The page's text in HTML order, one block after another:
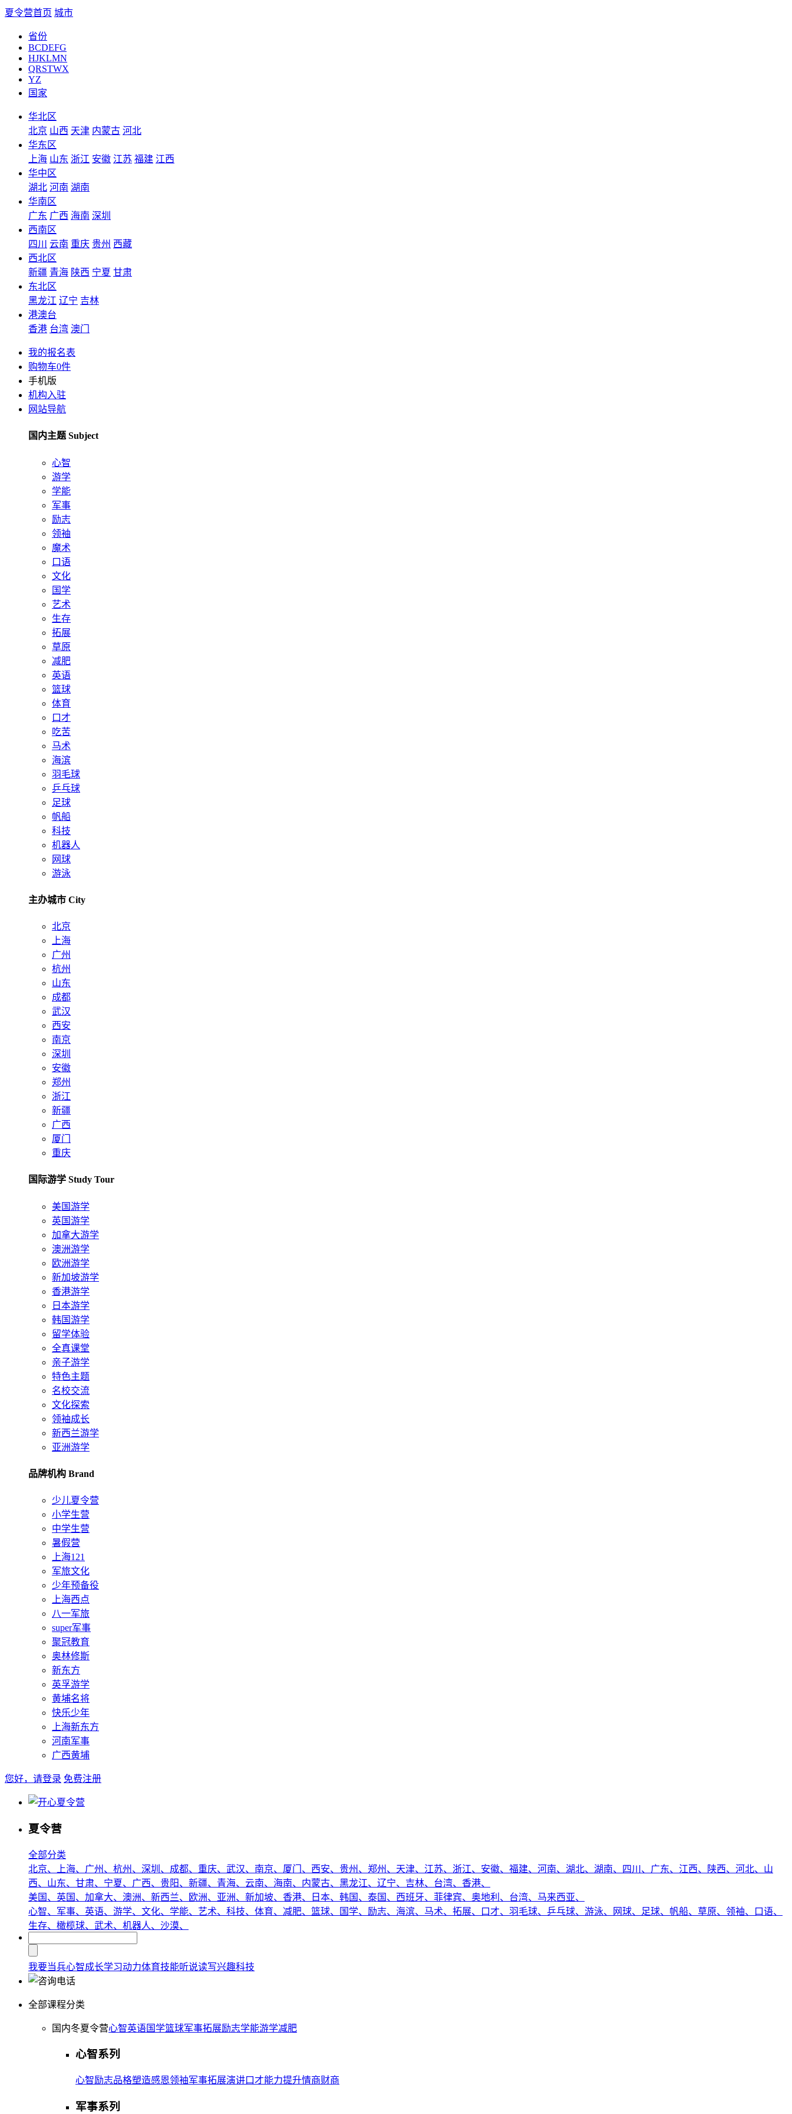
夏令营首页 城市
省份
BCDEFG
HJKLMN
QRSTWX
YZ
国家
华北区
北京 山西 天津 内蒙古 河北
华东区
上海 山东 浙江 安徽 江苏 福建 江西
华中区
湖北 河南 湖南
华南区
广东 广西 海南 深圳
西南区
四川
云南 重庆 贵州 西藏
西北区
新疆 青海 陕西 宁夏 甘肃
东北区
黑龙江 辽宁 吉林
港澳台
香港 台湾 澳门
我的报名表
购物车0件
手机版
机构入驻
网站导航
国内主题 Subject
心智
游学
学能
军事
励志
领袖
魔术
口语
文化
国学
艺术
生存
拓展
草原
减肥
英语
篮球
体育
口才
吃苦
马术
海滨
羽毛球
乒乓球
足球
帆船
科技
机器人
网球
游泳
主办城市 City
北京
上海
广州
杭州
山东
成都
武汉
西安
南京
深圳
安徽
郑州
浙江
新疆
广西
厦门
重庆
国际游学 Study Tour
美国游学
英国游学
加拿大游学
澳洲游学
欧洲游学
新加坡游学
香港游学
日本游学
韩国游学
留学体验
全真课堂
亲子游学
特色主题
名校交流
文化探索
领袖成长
新西兰游学
亚洲游学
品牌机构 Brand
少儿夏令营
小学生营
中学生营
暑假营
上海121
军旅文化
少年预备役
上海西点
八一军旅
super军事
聚冠教育
奥林修斯
新东方
英孚游学
黄埔名将
快乐少年
上海新东方
河南军事
广西黄埔
您好，请登录 免费注册
夏令营
全部分类
北京、
上海、 广州、 杭州、 深圳、 成都、 重庆、 武汉、 南京、 厦门、 西安、 贵州、 郑州、 天津、 江苏、 浙江、 安徽、 福建、 河南、 湖北、 湖南、 四川、 广东、 江西、 陕西、 河北、 山
西、 山东、 甘肃、 宁夏、 广西、 贵阳、 新疆、 青海、 云南、 海南、 内蒙古、 黑龙江、 辽宁、 吉林、 台湾、 香港、
美国、 英国、 加拿大、 澳洲、 新西兰、 欧洲、 亚洲、 新加坡、 香港、 日本、 韩国、 泰国、 西班牙、 菲律宾、 奥地利、 台湾、 马来西亚、
心智、 军事、 英语、 游学、 文化、 学能、 艺术、 科技、 体育、 减肥、 篮球、 国学、 励志、 海滨、 马术、 拓展、 口才、 羽毛球、 乒乓球、 游泳、 网球、 足球、 帆船、 草原、 领袖、
口语、
生存、 橄榄球、 武术、 机器人、 沙漠、
我要当兵心智成长学习动力体育技能听说读写兴趣科技
全部课程分类
国内冬夏令营心智英语国学篮球军事拓展励志学能游学减肥
心智系列
心智励志品格塑造感恩领袖军事拓展演讲口才能力提升情商财商
军事系列